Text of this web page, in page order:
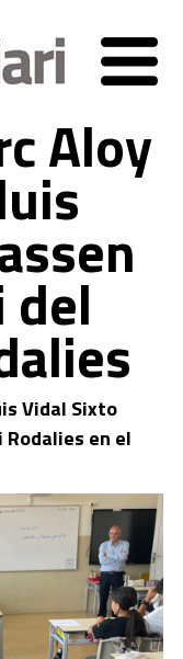
Aloy
del
Vidal Sixto
en el